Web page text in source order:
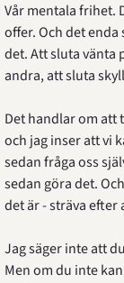
Vår mentala frihet.
offer. Och det
det. Att sluta vänta
andra, att sluta
Det handlar om att
och jag inser att vi
sedan fråga oss
sedan göra det.
det är - sträva efter
Jag säger inte att
Men om du inte